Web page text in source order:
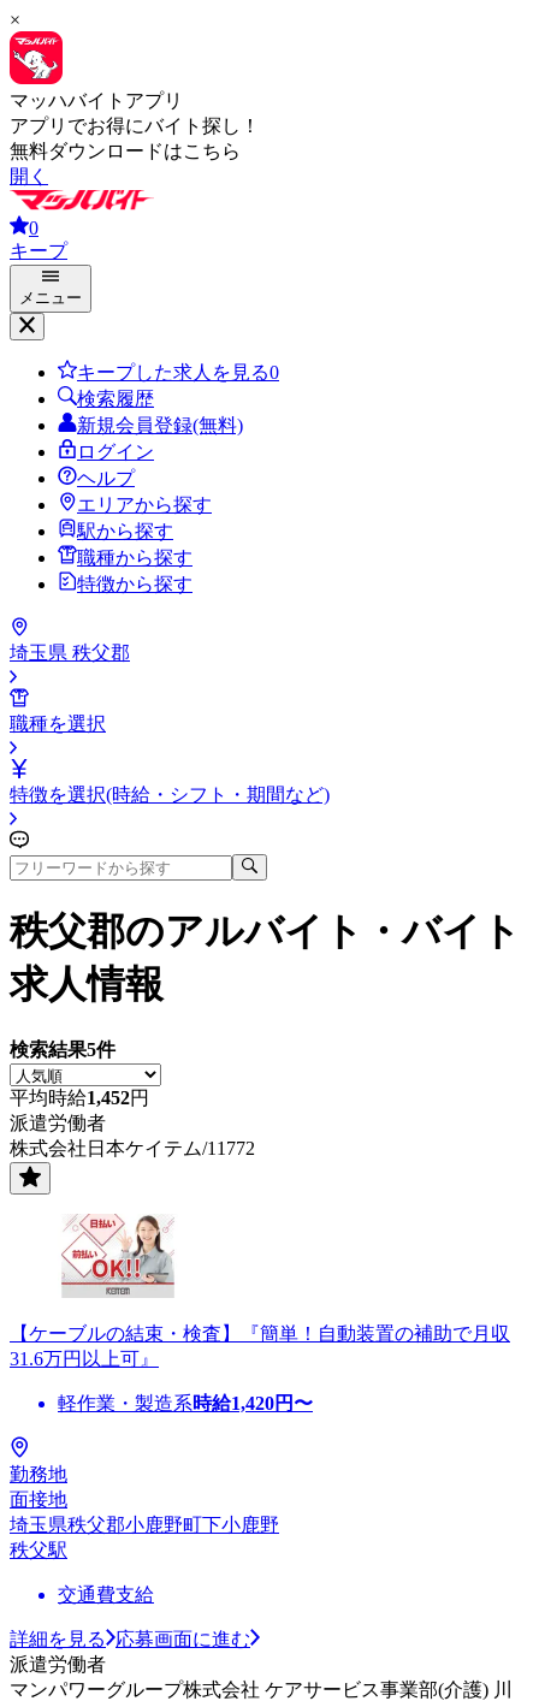
×
マッハバイトアプリ
アプリでお得にバイト探し！
無料ダウンロードはこちら
開く
0
キープ
メニュー
キープした求人を見る0
検索履歴
新規会員登録(無料)
ログイン
ヘルプ
エリアから探す
駅から探す
職種から探す
特徴から探す
埼玉県 秩父郡
職種を選択
特徴を選択(時給・シフト・期間など)
秩父郡のアルバイト・バイト
求人情報
検索結果5件
平均時給1,452円
派遣労働者
株式会社日本ケイテム/11772
【ケーブルの結束・検査】『簡単！自動装置の補助で月収
31.6万円以上可』
軽作業・製造系時給1,420円〜
勤務地
面接地
埼玉県秩父郡小鹿野町下小鹿野
秩父駅
交通費支給
詳細を見る
応募画面に進む
派遣労働者
マンパワーグループ株式会社 ケアサービス事業部(介護) 川